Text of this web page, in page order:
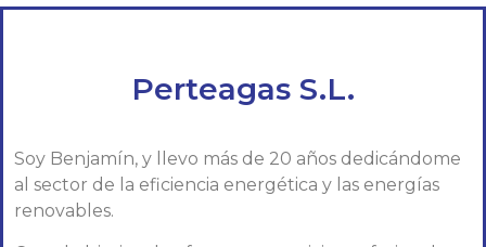
Perteagas S.L.
Soy Benjamín, y llevo más de 20 años dedicándome
al sector de la eficiencia energética y las energías
renovables.